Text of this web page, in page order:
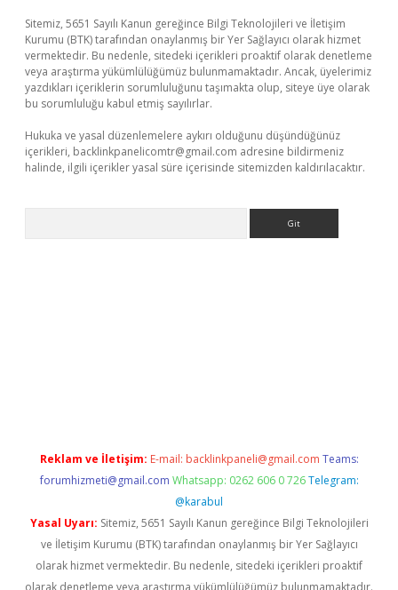
Sitemiz, 5651 Sayılı Kanun gereğince Bilgi Teknolojileri ve İletişim
Kurumu (BTK) tarafından onaylanmış bir Yer Sağlayıcı olarak hizmet
vermektedir. Bu nedenle, sitedeki içerikleri proaktif olarak denetleme
veya araştırma yükümlülüğümüz bulunmamaktadır. Ancak, üyelerimiz
yazdıkları içeriklerin sorumluluğunu taşımakta olup, siteye üye olarak
bu sorumluluğu kabul etmiş sayılırlar.
Hukuka ve yasal düzenlemelere aykırı olduğunu düşündüğünüz
içerikleri, backlinkpanelicomtr@gmail.com adresine bildirmeniz
halinde, ilgili içerikler yasal süre içerisinde sitemizden kaldırılacaktır.
Reklam ve İletişim: E-mail: backlinkpaneli@gmail.com Teams:
forumhizmeti@gmail.com Whatsapp: 0262 606 0 726 Telegram:
@karabul
Yasal Uyarı: Sitemiz, 5651 Sayılı Kanun gereğince Bilgi Teknolojileri
ve İletişim Kurumu (BTK) tarafından onaylanmış bir Yer Sağlayıcı
olarak hizmet vermektedir. Bu nedenle, sitedeki içerikleri proaktif
olarak denetleme veya araştırma yükümlülüğümüz bulunmamaktadır.